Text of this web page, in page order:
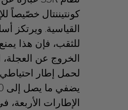
كونتيننتال خصّيصاً
للثقب، فإن هذا
الخروج عن
لحمل إطار
الإطارات